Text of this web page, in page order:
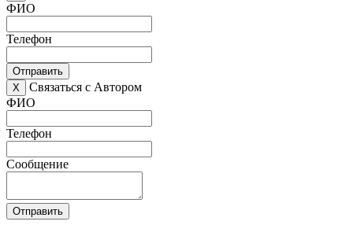
ФИО
Телефон
Отправить
X
Связаться с Автором
ФИО
Телефон
Сообщение
Отправить